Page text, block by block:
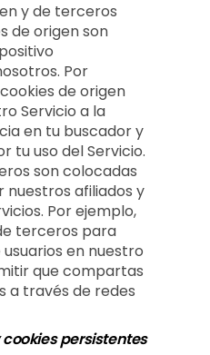
y de terceros
de origen son
Por
de origen
Servicio a la
en tu buscador y
tu uso del Servicio.
son colocadas
nuestros afiliados y
Por ejemplo,
terceros para
en nuestro
que compartas
a través de redes
persistentes